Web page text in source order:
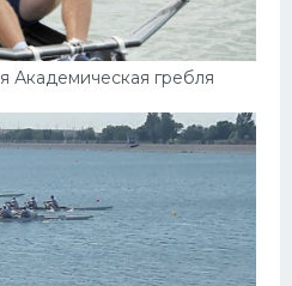
Академическая гребля